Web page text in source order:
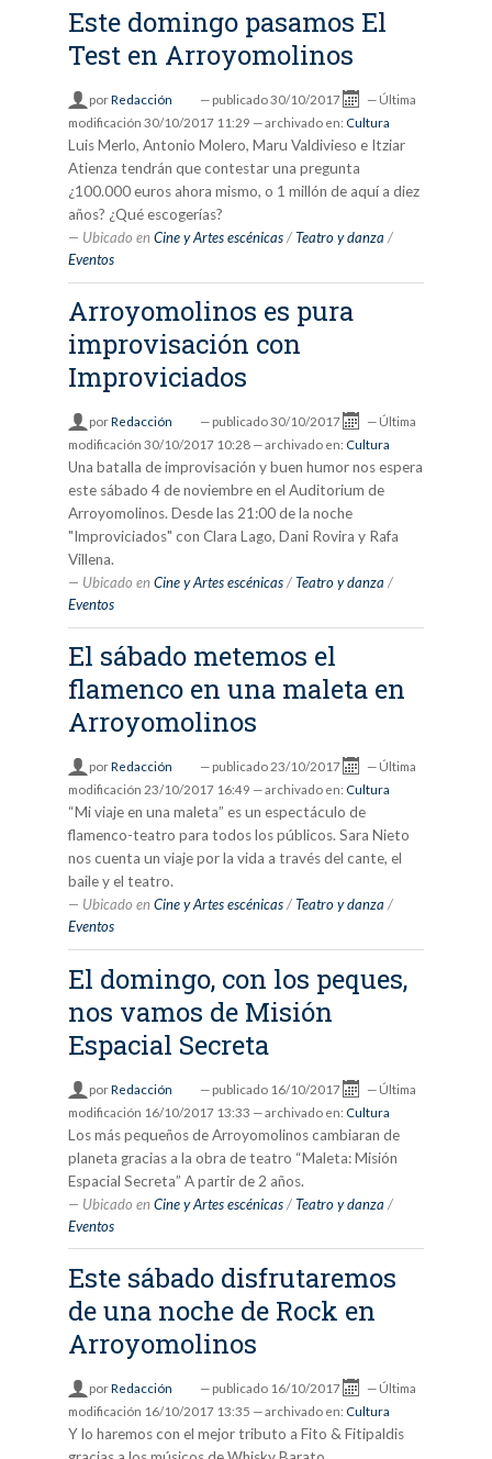
Este domingo pasamos El
Test en Arroyomolinos
porRedacción — publicado30/10/2017 — Última
modificación 30/10/2017 11:29 — archivado en: Cultura
Luis Merlo, Antonio Molero, Maru Valdivieso e Itziar
Atienza tendrán que contestar una pregunta
¿100.000 euros ahora mismo, o 1 millón de aquí a diez
años? ¿Qué escogerías?
Ubicado en Cine y Artes escénicas /Teatro y danza /
Eventos
Arroyomolinos es pura
improvisación con
Improviciados
porRedacción — publicado30/10/2017 — Última
modificación 30/10/2017 10:28 — archivado en: Cultura
Una batalla de improvisación y buen humor nos espera
este sábado 4 de noviembre en el Auditorium de
Arroyomolinos. Desde las 21:00 de la noche
"Improviciados" con Clara Lago, Dani Rovira y Rafa
Villena.
Ubicado en Cine y Artes escénicas /Teatro y danza /
Eventos
El sábado metemos el
flamenco en una maleta en
Arroyomolinos
porRedacción — publicado 23/10/2017 — Última
modificación 23/10/2017 16:49 — archivado en: Cultura
“Mi viaje en una maleta” es un espectáculo de
flamenco-teatro para todos los públicos. Sara Nieto
nos cuenta un viaje por la vida a través del cante, el
baile y el teatro.
Ubicado en Cine y Artes escénicas /Teatro y danza /
Eventos
El domingo, con los peques,
nos vamos de Misión
Espacial Secreta
porRedacción — publicado 16/10/2017 — Última
modificación 16/10/2017 13:33 — archivado en: Cultura
Los más pequeños de Arroyomolinos cambiaran de
planeta gracias a la obra de teatro “Maleta: Misión
Espacial Secreta” A partir de 2 años.
Ubicado en Cine y Artes escénicas /Teatro y danza /
Eventos
Este sábado disfrutaremos
de una noche de Rock en
Arroyomolinos
porRedacción — publicado 16/10/2017 — Última
modificación 16/10/2017 13:35 — archivado en: Cultura
Y lo haremos con el mejor tributo a Fito & Fitipaldis